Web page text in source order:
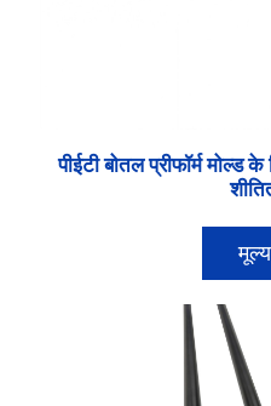
पीईटी बोतल प्रीफॉर्म मोल्ड